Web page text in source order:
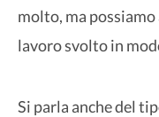
molto, ma
lavoro svolto in
Si parla anche del